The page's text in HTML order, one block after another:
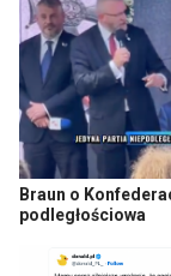
Braun o
podległościowa